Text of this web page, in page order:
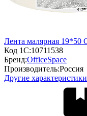
Лента малярная 19*50
Код 1С:10711538
Бренд:OfficeSpace
Производитель:Россия
Другие характеристики